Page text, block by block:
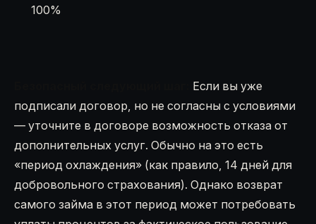
100%
Если вы уже
подписали договор, но не согласны с условиями
— уточните в договоре возможность отказа от
дополнительных услуг. Обычно на это есть
«период охлаждения» (как правило, 14 дней для
добровольного страхования). Однако возврат
самого займа в этот период может потребовать